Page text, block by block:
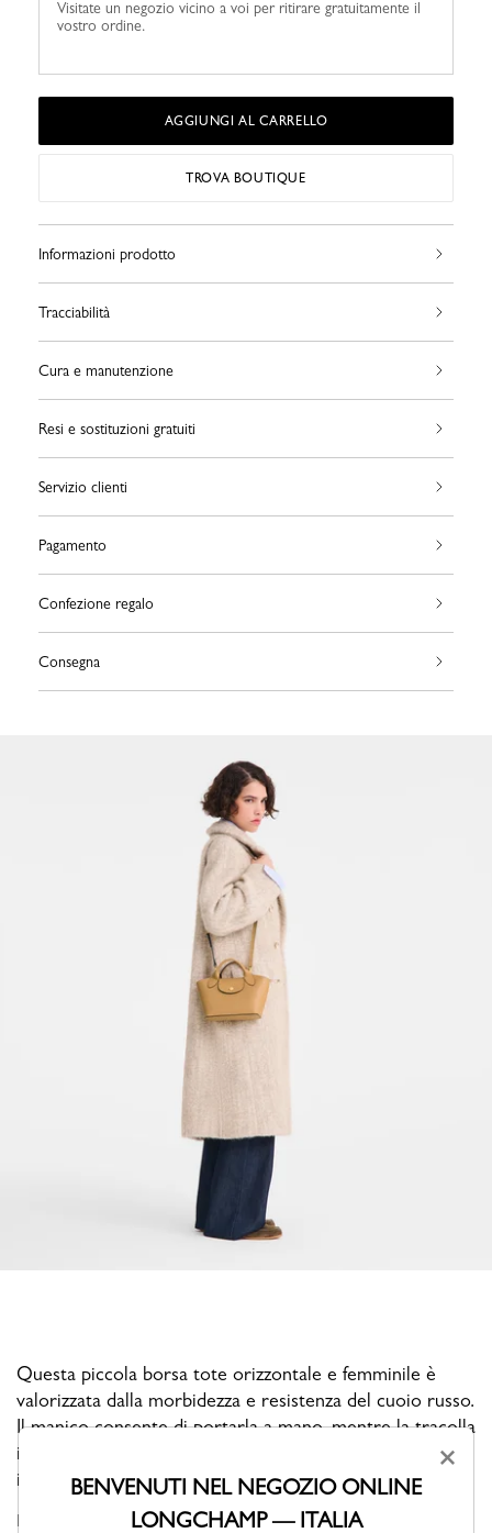
Visitate un negozio vicino a voi per ritirare gratuitamente il
vostro ordine.
AGGIUNGI AL CARRELLO
TROVA BOUTIQUE
Informazioni prodotto
Tracciabilità
Cura e manutenzione
Resi e sostituzioni gratuiti
Servizio clienti
Pagamento
Confezione regalo
Consegna
Questa piccola borsa tote orizzontale e femminile è
valorizzata dalla morbidezza e resistenza del cuoio russo.
Il manico consente di portarla a mano, mentre la tracolla
in pelle, regolabile e rimovibile, offre la possibilità di
indossarla a spalla o a tracolla.
La collezione ÉPURE guarda alla vita quotidiana con ottimismo ed
×
BENVENUTI NEL NEGOZIO ONLINE
LONGCHAMP — ITALIA